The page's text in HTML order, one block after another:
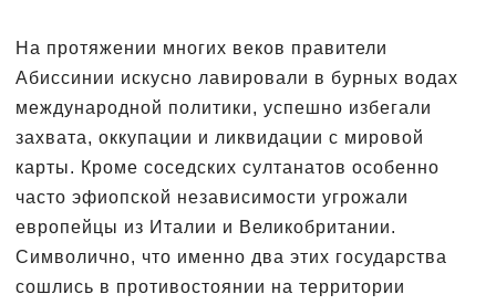
На протяжении многих веков правители
Абиссинии искусно лавировали в бурных водах
международной политики, успешно избегали
захвата, оккупации и ликвидации с мировой
карты. Кроме соседских султанатов особенно
часто эфиопской независимости угрожали
европейцы из Италии и Великобритании.
Символично, что именно два этих государства
сошлись в противостоянии на территории